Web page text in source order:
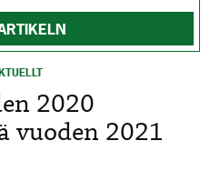
2020
vuoden 2021